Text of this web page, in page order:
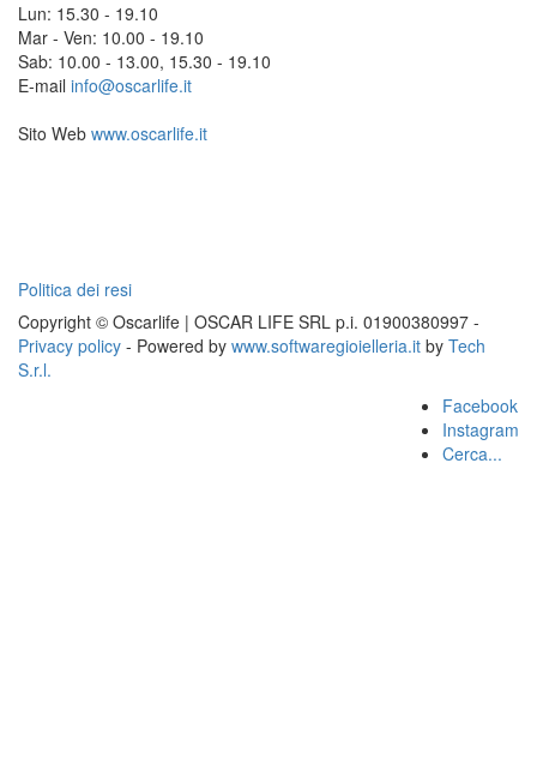
Lun: 15.30 - 19.10
Mar - Ven: 10.00 - 19.10
Sab: 10.00 - 13.00, 15.30 - 19.10
E-mail info@oscarlife.it
Sito Web www.oscarlife.it
Politica dei resi
Copyright © Oscarlife | OSCAR LIFE SRL p.i. 01900380997 -
Privacy policy - Powered by www.softwaregioielleria.it by Tech
S.r.l.
Facebook
Instagram
Cerca...